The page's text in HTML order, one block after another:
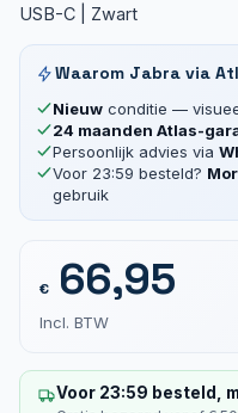
USB-C | Zwart
Waarom Jabra via
Nieuw conditie —
24 maanden Atlas-
Persoonlijk advies via
Voor 23:59 besteld?
gebruik
€66,95
Incl. BTW
Voor 23:59 besteld,